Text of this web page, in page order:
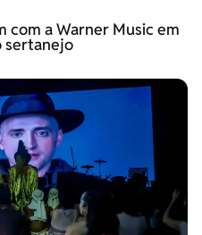
com a Warner Music em
sertanejo